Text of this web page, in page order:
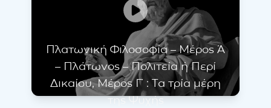
Πλατωνική Φιλοσοφία – Μέρος Ά
– Πλάτωνος – Πολιτεία ή Περί
Δικαίου, Μέρος Γ΄ : Τα τρία μέρη
της Ψυχής